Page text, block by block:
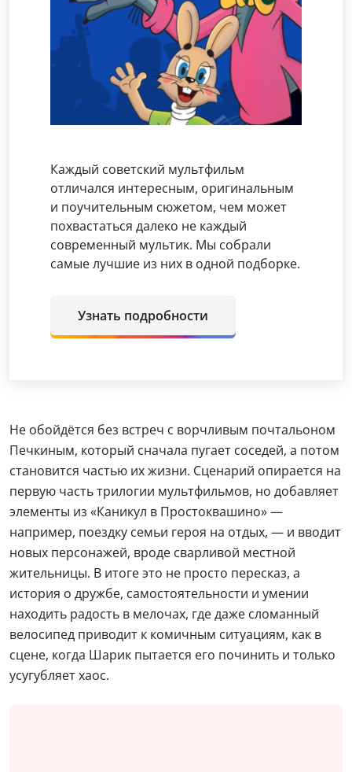
Каждый советский мультфильм
отличался интересным, оригинальным
и поучительным сюжетом, чем может
похвастаться далеко не каждый
современный мультик. Мы собрали
самые лучшие из них в одной подборке.
Узнать подробности
Не обойдётся без встреч с ворчливым почтальоном
Печкиным, который сначала пугает соседей, а потом
становится частью их жизни. Сценарий опирается на
первую часть трилогии мультфильмов, но добавляет
элементы из «Каникул в Простоквашино» —
например, поездку семьи героя на отдых, — и вводит
новых персонажей, вроде сварливой местной
жительницы. В итоге это не просто пересказ, а
история о дружбе, самостоятельности и умении
находить радость в мелочах, где даже сломанный
велосипед приводит к комичным ситуациям, как в
сцене, когда Шарик пытается его починить и только
усугубляет хаос.